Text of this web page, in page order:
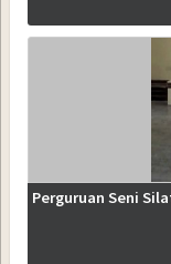
Perguruan Seni